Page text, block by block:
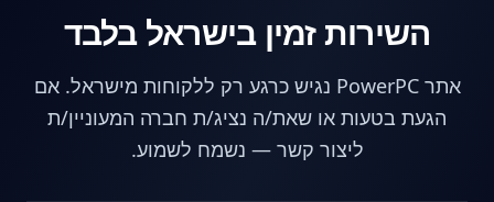
השירות זמין בישראל בלבד
אתר PowerPC נגיש כרגע רק ללקוחות מישראל. אם
הגעת בטעות או שאת/ה נציג/ת חברה המעוניין/ת
ליצור קשר — נשמח לשמוע.